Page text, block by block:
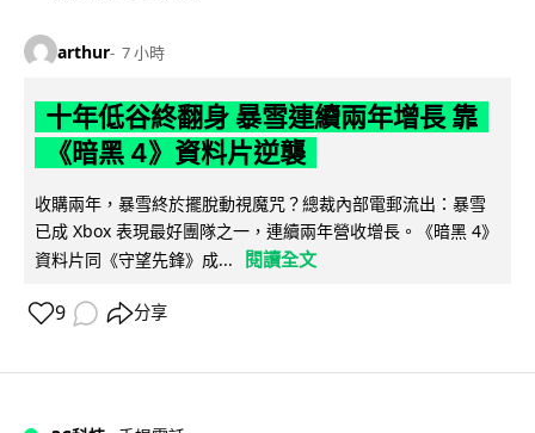
arthur 7 小時
十年低谷終翻身 暴雪連續兩年增長 靠
《暗黑 4》資料片逆襲
收購兩年，暴雪終於擺脫動視魔咒？總裁內部電郵流出：暴雪
已成 Xbox 表現最好團隊之一，連續兩年營收增長。《暗黑 4》
資料片同《守望先鋒》成...
閱讀全文
9 分享